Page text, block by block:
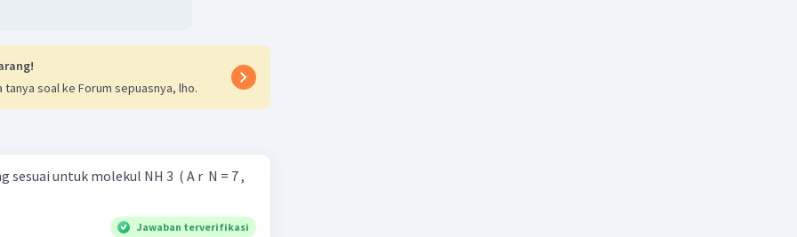
tanya soal ke Forum sepuasnya, lho.
untuk molekul NH 3 ​ ( A r ​ N = 7 ,
Jawaban terverifikasi